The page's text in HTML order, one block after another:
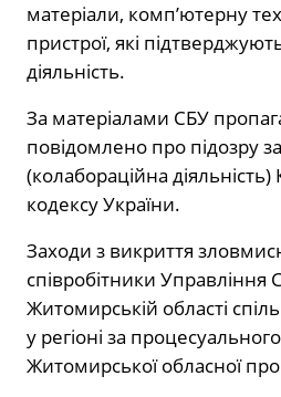
матеріали, комп’ютерну
пристрої, які
діяльність.
За матеріалами СБУ
повідомлено про підозру
(колабораційна
кодексу України.
Заходи з викриття
співробітники Управління
Житомирській області
у регіоні за
Житомирської обласної